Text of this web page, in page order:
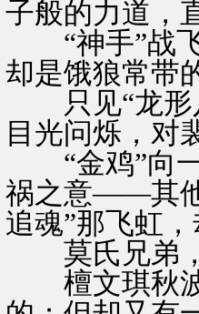
子般的力道，
“神手”战飞
却是饿狼常
只见“龙形
目光问烁，对
“金鸡”向一
祸之意——其他
追魂”那飞虹
莫氏兄弟，
檀文琪秋波